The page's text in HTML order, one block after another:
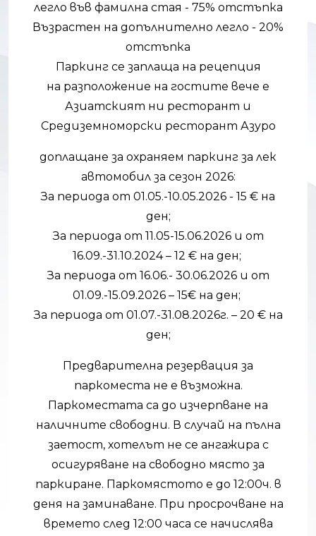
легло във фамилна стая - 75% отстъпка
Възрастен на допълнително легло - 20%
отстъпка
Паркинг се заплаща на рецепция
на разположение на гостите вече е
Азиатският ни ресторант и
Средиземноморски ресторант Азуро
доплащане за охраняем паркинг за лек
автомобил за сезон 2026:
За периода от 01.05.-10.05.2026 - 15 € на
ден;
За периода от 11.05-15.06.2026 и от
16.09.-31.10.2024 – 12 € на ден;
За периода от 16.06.- 30.06.2026 и от
01.09.-15.09.2026 – 15€ на ден;
За периода от 01.07.-31.08.2026г. – 20 € на
ден;
Предварителна резервация за
паркоместа не е възможна.
Паркоместата са до изчерпване на
наличните свободни. В случай на пълна
заетост, хотелът не се ангажира с
осигуряване на свободно място за
паркиране. Паркомястото е до 12:00ч. в
деня на заминаване. При просрочване на
времето след 12:00 часа се начислява